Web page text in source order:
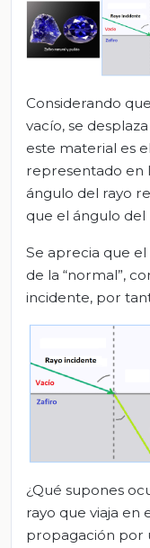
Considerando
vacío, se
este material es
representado en
ángulo del rayo
que el ángulo del
Se aprecia que
de la “normal”,
incidente, por
¿Qué supones
rayo que viaja en
propagación por